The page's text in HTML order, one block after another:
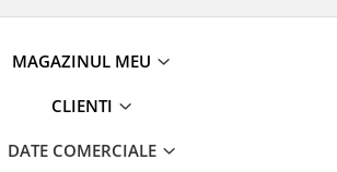
MAGAZINUL MEU
CLIENTI
DATE COMERCIALE